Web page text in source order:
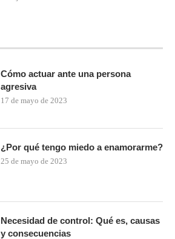
Cómo actuar ante una persona
agresiva
17 de mayo de 2023
¿Por qué tengo miedo a enamorarme?
25 de mayo de 2023
Necesidad de control: Qué es, causas
y consecuencias